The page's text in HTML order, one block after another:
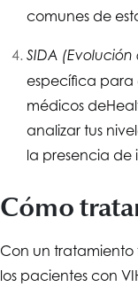
comunes de
SIDA (Evolución
específica para
médicos de
analizar tus
la presencia de
Cómo
Con un
los pacientes con